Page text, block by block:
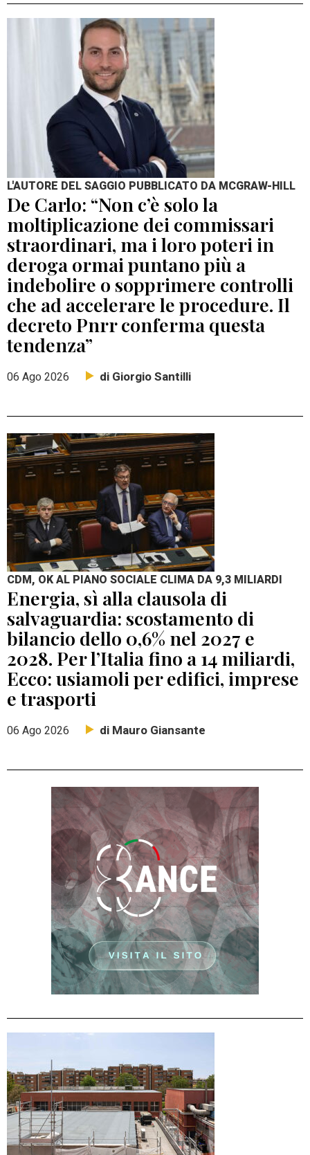
L'AUTORE DEL SAGGIO PUBBLICATO DA MCGRAW-HILL
De Carlo: “Non c’è solo la
moltiplicazione dei commissari
straordinari, ma i loro poteri in
deroga ormai puntano più a
indebolire o sopprimere controlli
che ad accelerare le procedure. Il
decreto Pnrr conferma questa
tendenza”
06 Ago 2026 di Giorgio Santilli
CDM, OK AL PIANO SOCIALE CLIMA DA 9,3 MILIARDI
Energia, sì alla clausola di
salvaguardia: scostamento di
bilancio dello 0,6% nel 2027 e
2028. Per l’Italia fino a 14 miliardi,
Ecco: usiamoli per edifici, imprese
e trasporti
06 Ago 2026 di Mauro Giansante